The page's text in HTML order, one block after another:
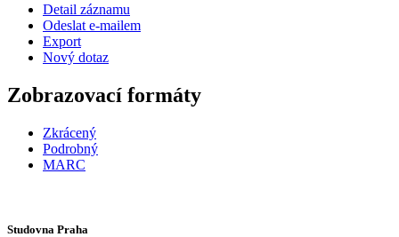
Detail záznamu
Odeslat e-mailem
Export
Nový dotaz
Zobrazovací formáty
Zkrácený
Podrobný
MARC
Studovna Praha